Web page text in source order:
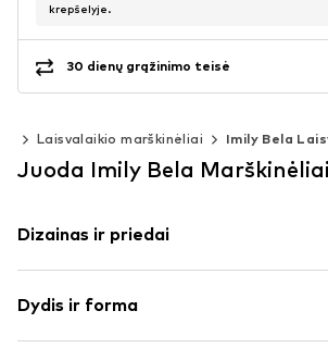
krepšelyje.
30 dienų grąžinimo teisė
Laisvalaikio marškinėliai Imily Bela
Juoda Imily Bela Marškinėliai
Dizainas ir priedai
plonas trikotažas
V formos iškirptė
Dydis ir forma